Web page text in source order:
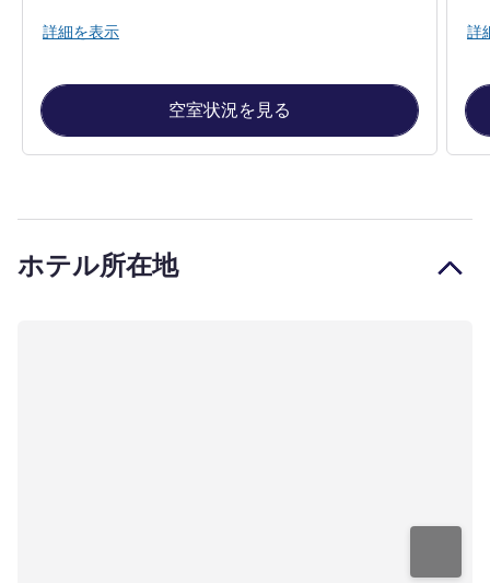
詳細を表示
空室状況を見る
詳
ホテル所在地